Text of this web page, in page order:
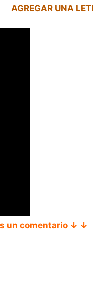
AGREGAR UNA
un comentario ↓ ↓